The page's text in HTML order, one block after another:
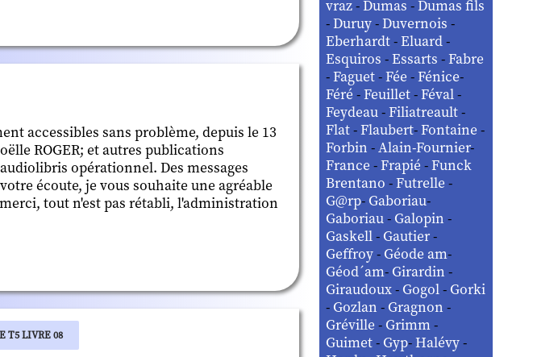
accessibles sans problème, depuis le 13
ROGER; et autres publications
opérationnel. Des messages
écoute, je vous souhaite une agréable
tout n'est pas rétabli, l'administration
T5 LIVRE 08
vraz-Dumas-Dumas fils
-Duruy-Duvernois-
Eberhardt-Eluard-
Esquiros-Essarts-Fabre
-Faguet-Fée-Fénice-
Féré-Feuillet-Féval-
Feydeau-Filiatreault-
Flat-Flaubert-Fontaine-
Forbin-Alain-Fournier-
France-Frapié-Funck
Brentano-Futrelle-
G@rp- Gaboriau-
Gaboriau- Galopin-
Gaskell- Gautier-
Geffroy- Géode am-
Géod´am- Girardin-
Giraudoux- Gogol- Gorki
- Gozlan- Gragnon-
Gréville- Grimm-
Guimet- Gyp-Halévy-